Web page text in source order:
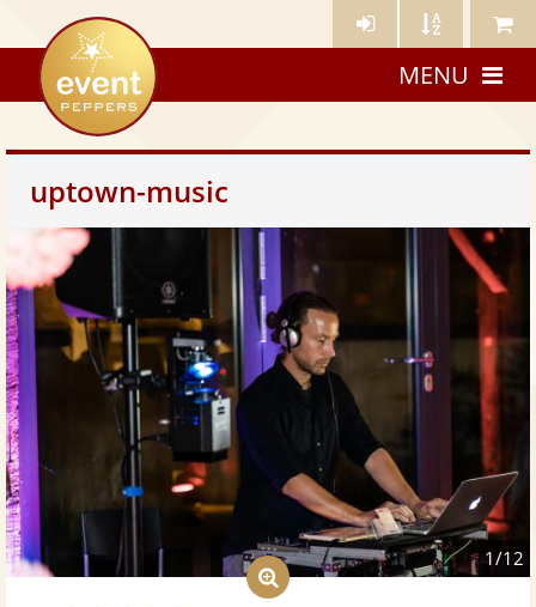
Künstler- Künstler Meine
eventpeppers
MENU
uptown-music
1/12